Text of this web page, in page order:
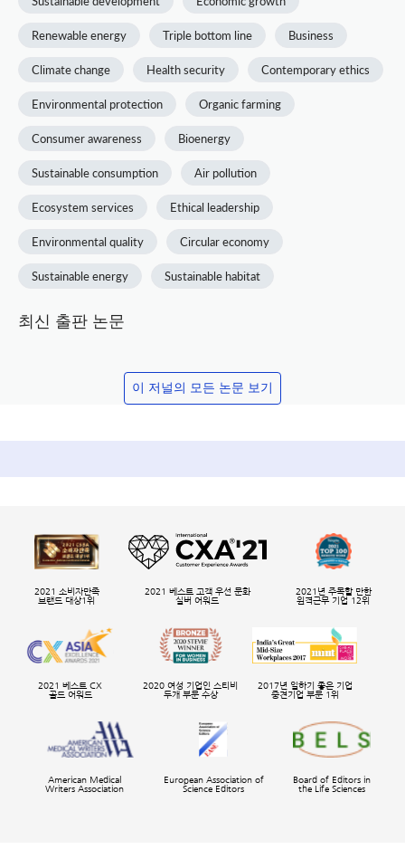
Renewable energy Triple bottom line Business
Climate change Health security Contemporary ethics
Environmental protection Organic farming
Consumer awareness Bioenergy
Sustainable consumption Air pollution
Ecosystem services Ethical leadership
Environmental quality Circular economy
Sustainable energy Sustainable habitat
최신 출판 논문
이 저널의 모든 논문 보기